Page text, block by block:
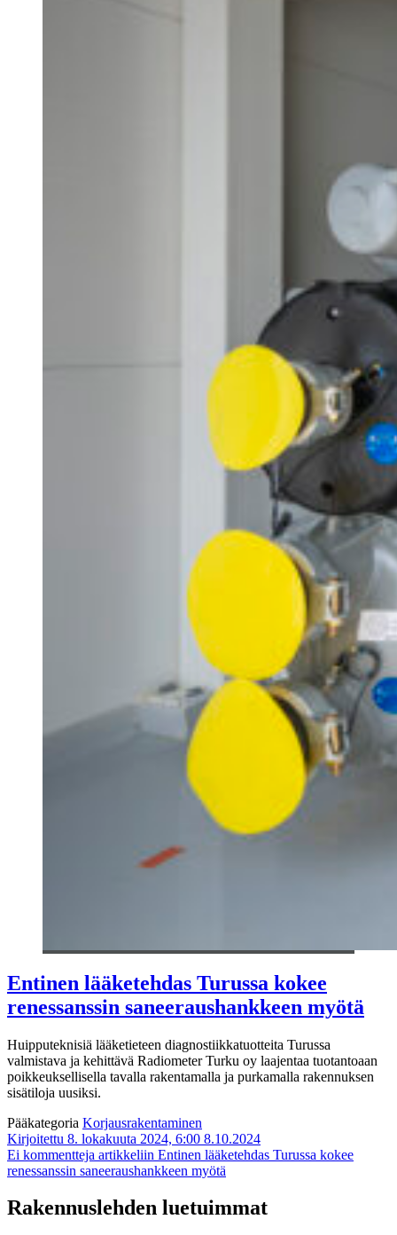
Entinen lääketehdas Turussa kokee
renessanssin saneeraushankkeen myötä
Huipputeknisiä lääketieteen diagnostiikkatuotteita Turussa
valmistava ja kehittävä Radiometer Turku oy laajentaa tuotantoaan
poikkeuksellisella tavalla rakentamalla ja purkamalla rakennuksen
sisätiloja uusiksi.
Pääkategoria Korjausrakentaminen
Kirjoitettu 8. lokakuuta 2024, 6:00 8.10.2024
Ei kommentteja artikkeliin Entinen lääketehdas Turussa kokee
renessanssin saneeraushankkeen myötä
Rakennuslehden luetuimmat